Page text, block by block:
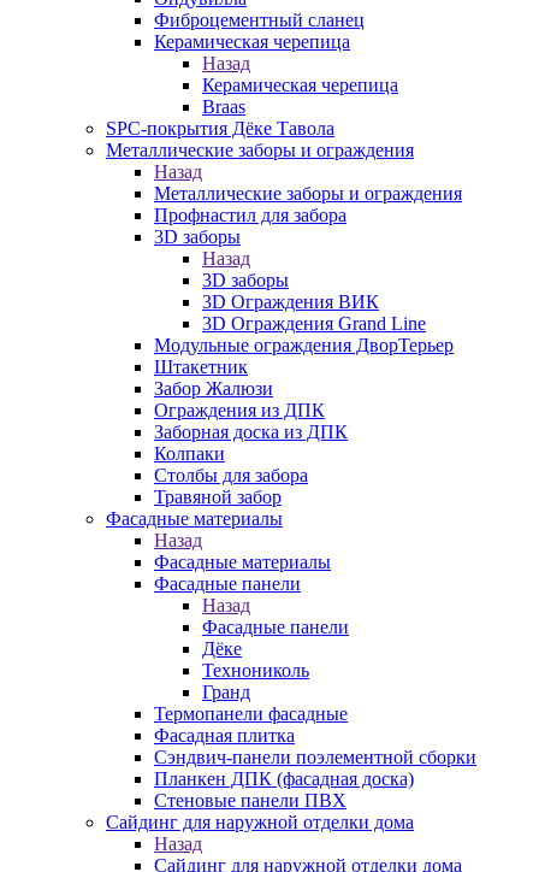
Фиброцементный сланец
Керамическая черепица
Назад
Керамическая черепица
Braas
SPC-покрытия Дёке Тавола
Металлические заборы и ограждения
Назад
Металлические заборы и ограждения
Профнастил для забора
3D заборы
Назад
3D заборы
3D Ограждения ВИК
3D Ограждения Grand Line
Модульные ограждения ДворТерьер
Штакетник
Забор Жалюзи
Ограждения из ДПК
Заборная доска из ДПК
Колпаки
Столбы для забора
Травяной забор
Фасадные материалы
Назад
Фасадные материалы
Фасадные панели
Назад
Фасадные панели
Дёке
Технониколь
Гранд
Термопанели фасадные
Фасадная плитка
Сэндвич-панели поэлементной сборки
Планкен ДПК (фасадная доска)
Стеновые панели ПВХ
Сайдинг для наружной отделки дома
Назад
Сайдинг для наружной отделки дома